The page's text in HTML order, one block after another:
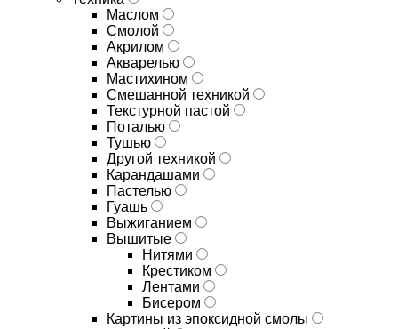
Маслом
Смолой
Акрилом
Акварелью
Мастихином
Смешанной техникой
Текстурной пастой
Поталью
Тушью
Другой техникой
Карандашами
Пастелью
Гуашь
Выжиганием
Вышитые
Нитями
Крестиком
Лентами
Бисером
Картины из эпоксидной смолы